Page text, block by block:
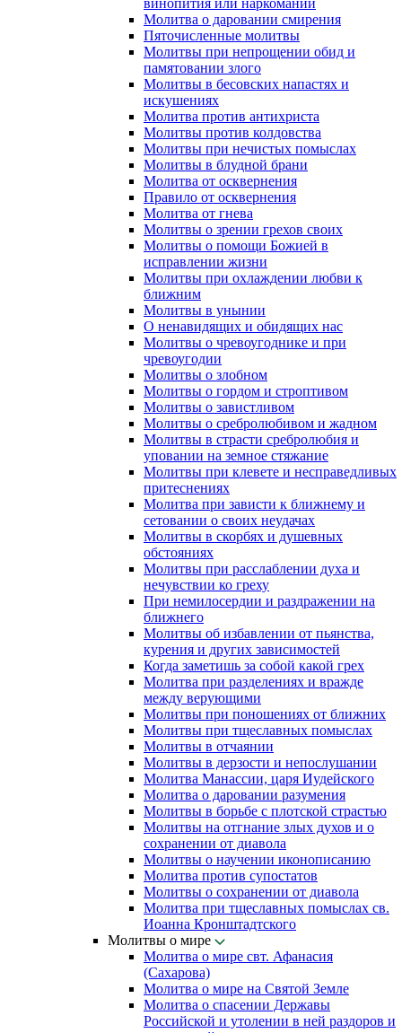
винопития или наркомании
Молитва о даровании смирения
Пяточисленные молитвы
Молитвы при непрощении обид и
памятовании злого
Молитвы в бесовских напастях и
искушениях
Молитва против антихриста
Молитвы против колдовства
Молитвы при нечистых помыслах
Молитвы в блудной брани
Молитва от осквернения
Правило от осквернения
Молитва от гнева
Молитвы о зрении грехов своих
Молитвы о помощи Божией в
исправлении жизни
Молитвы при охлаждении любви к
ближним
Молитвы в унынии
О ненавидящих и обидящих нас
Молитвы о чревоугоднике и при
чревоугодии
Молитвы о злобном
Молитвы о гордом и строптивом
Молитвы о завистливом
Молитвы о сребролюбивом и жадном
Молитвы в страсти сребролюбия и
уповании на земное стяжание
Молитвы при клевете и несправедливых
притеснениях
Молитва при зависти к ближнему и
сетовании о своих неудачах
Молитвы в скорбях и душевных
обстояниях
Молитвы при расслаблении духа и
нечувствии ко греху
При немилосердии и раздражении на
ближнего
Молитвы об избавлении от пьянства,
курения и других зависимостей
Когда заметишь за собой какой грех
Молитва при разделениях и вражде
между верующими
Молитвы при поношениях от ближних
Молитвы при тщеславных помыслах
Молитвы в отчаянии
Молитвы в дерзости и непослушании
Молитва Манассии, царя Иудейского
Молитва о даровании разумения
Молитвы в борьбе с плотской страстью
Молитвы на отгнание злых духов и о
сохранении от диавола
Молитвы о научении иконописанию
Молитва против супостатов
Молитвы о сохранении от диавола
Молитва при тщеславных помыслах св.
Иоанна Кронштадтского
Молитвы о мире
Молитва о мире свт. Афанасия
(Сахарова)
Молитва о мире на Святой Земле
Молитва о спасении Державы
Российской и утолении в ней раздоров и